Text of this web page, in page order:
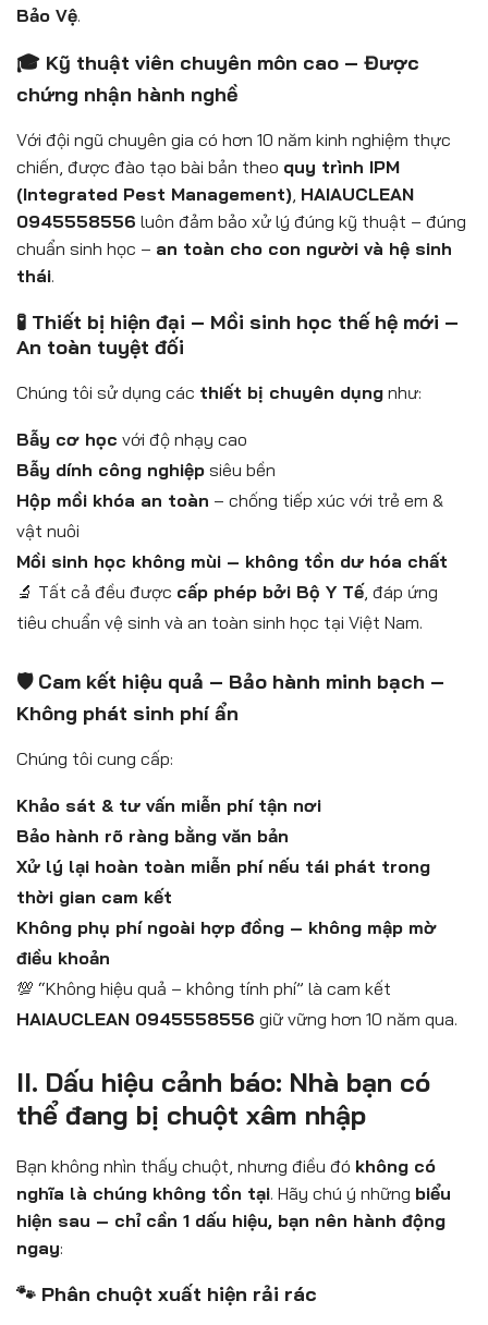
Bảo Vệ.
🎓 Kỹ thuật viên chuyên môn cao – Được
chứng nhận hành nghề
Với đội ngũ chuyên gia có hơn 10 năm kinh nghiệm thực
chiến, được đào tạo bài bản theo quy trình IPM
(Integrated Pest Management) HAIAUCLEAN
0945558556 luôn đảm bảo xử lý đúng kỹ thuật – đúng
chuẩn sinh học – an toàn cho con người và hệ sinh
thái.
🧪 Thiết bị hiện đại – Mồi sinh học thế hệ mới –
An toàn tuyệt đối
Chúng tôi sử dụng các thiết bị chuyên dụng như:
Bẫy cơ học với độ nhạy cao
Bẫy dính công nghiệp siêu bền
Hộp mồi khóa an toàn – chống tiếp xúc với trẻ em &
vật nuôi
Mồi sinh học không mùi – không tồn dư hóa chất
🔬 Tất cả đều được cấp phép bởi Bộ Y Tế, đáp ứng
tiêu chuẩn vệ sinh và an toàn sinh học tại Việt Nam.
🛡️ Cam kết hiệu quả – Bảo hành minh bạch –
Không phát sinh phí ẩn
Chúng tôi cung cấp:
Khảo sát & tư vấn miễn phí tận nơi
Bảo hành rõ ràng bằng văn bản
Xử lý lại hoàn toàn miễn phí nếu tái phát trong
thời gian cam kết
Không phụ phí ngoài hợp đồng – không mập mờ
điều khoản
💯 “Không hiệu quả – không tính phí” là cam kết
HAIAUCLEAN 0945558556 giữ vững hơn 10 năm qua.
II. Dấu hiệu cảnh báo: Nhà bạn có
thể đang bị chuột xâm nhập
Bạn không nhìn thấy chuột, nhưng điều đó không có
nghĩa là chúng không tồn tại. Hãy chú ý những biểu
hiện sau – chỉ cần 1 dấu hiệu, bạn nên hành động
ngay:
🐾 Phân chuột xuất hiện rải rác